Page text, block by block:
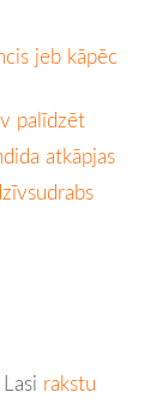
jeb kāpēc
palīdzēt
atkāpjas
rakstu